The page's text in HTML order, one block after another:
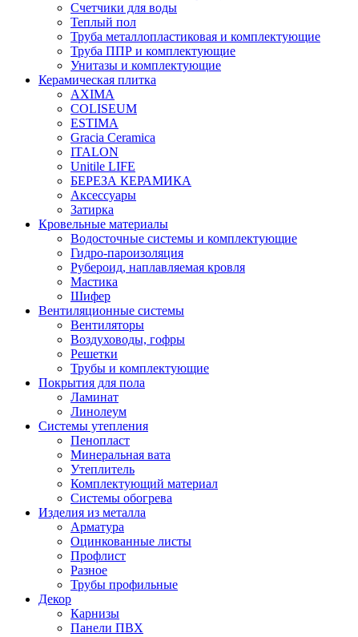
Счетчики для воды
Теплый пол
Труба металлопластиковая и комплектующие
Труба ППР и комплектующие
Унитазы и комплектующие
Керамическая плитка
AXIMA
COLISEUM
ESTIMA
Gracia Ceramica
ITALON
Unitile LIFE
БЕРЕЗА КЕРАМИКА
Аксессуары
Затирка
Кровельные материалы
Водосточные системы и комплектующие
Гидро-пароизоляция
Рубероид, наплавляемая кровля
Мастика
Шифер
Вентиляционные системы
Вентиляторы
Воздуховоды, гофры
Решетки
Трубы и комплектующие
Покрытия для пола
Ламинат
Линолеум
Системы утепления
Пенопласт
Минеральная вата
Утеплитель
Комплектующий материал
Системы обогрева
Изделия из металла
Арматура
Оцинкованные листы
Профлист
Разное
Трубы профильные
Декор
Карнизы
Панели ПВХ